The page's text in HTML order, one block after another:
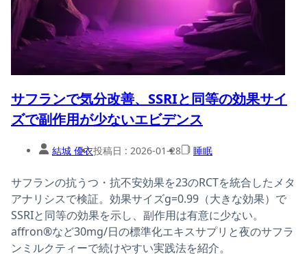
サフランで気分改善、SSRIと同等の効果サイ
ズで副作用が少ないエビデンス
結城 優衣投稿日 : 2026-01-28 睡眠
サフランの抗うつ・抗不安効果を23のRCTを統合したメタ
アナリシスで検証。効果サイズg=0.99（大きな効果）で
SSRIと同等の効果を示し、副作用は有意に少ない。
affron®など30mg/日の標準化エキスサプリと夜のサフラ
ンミルクティーで続けやすい実践法を紹介。